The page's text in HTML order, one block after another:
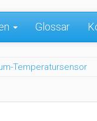
Glossar
Temperatursensor